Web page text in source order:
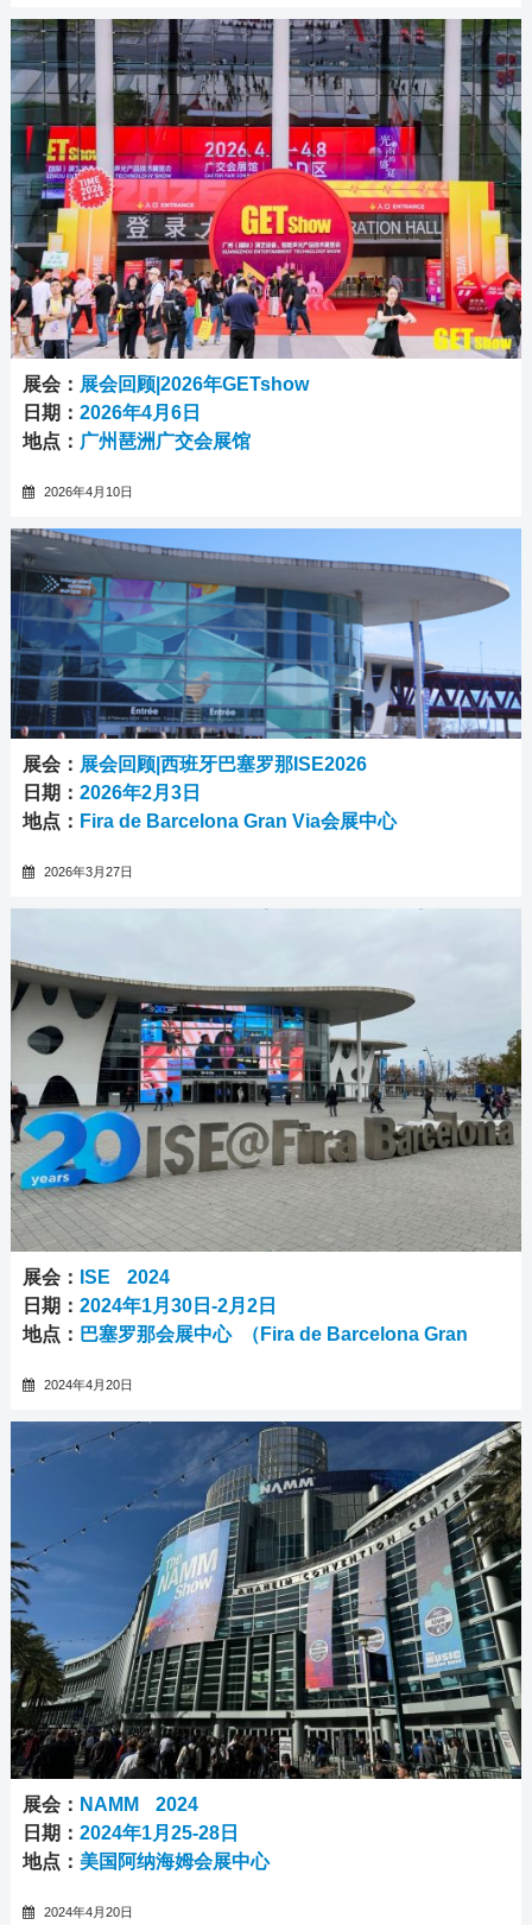
展会： 展会回顾|2026年GETshow
日期：2026年4月6日
地点： 广州琶洲广交会展馆
2026年4月10日
展会： 展会回顾|西班牙巴塞罗那ISE2026
日期：2026年2月3日
地点： Fira de Barcelona Gran Via会展中心
2026年3月27日
展会： ISE 2024
日期：2024年1月30日-2月2日
地点： 巴塞罗那会展中心 （Fira de Barcelona Gran
2024年4月20日
展会： NAMM 2024
日期：2024年1月25-28日
地点： 美国阿纳海姆会展中心
2024年4月20日